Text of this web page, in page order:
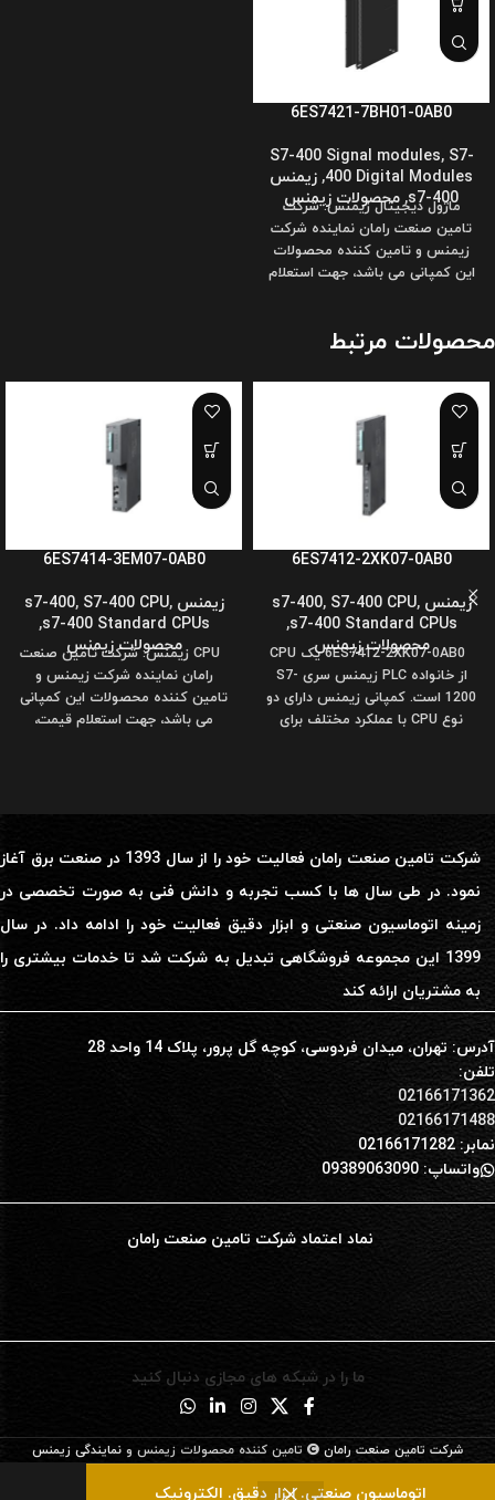
اتوماسیون صنعتی. ابزار دقیق. الکترونیک
6ES7421-7BH01-0AB0
S7-400 Signal modules, S7-
400 Digital Modules
, زیمنس
s7-400
, محصولات زیمنس
ماژول دیجیتال زیمنس: شرکت
تامین صنعت رامان نماینده شرکت
زیمنس و تامین کننده محصولات
این کمپانی می باشد، جهت استعلام
محصولات مرتبط
6ES7412-2XK07-0AB0
زیمنس s7-400 , S7-400 CPU,
s7-400 Standard CPUs
,
محصولات زیمنس
6ES7412-2XK07-0AB0 یک CPU
از خانواده PLC زیمنس سری S7-
1200 است. کمپانی زیمنس دارای دو
نوع CPU با عملکرد مختلف برای
6ES7414-3EM07-0AB0
زیمنس s7-400 , S7-400 CPU,
s7-400 Standard CPUs
,
محصولات زیمنس
CPU زیمنس: شرکت تامین صنعت
رامان نماینده شرکت زیمنس و
تامین کننده محصولات این کمپانی
می باشد، جهت استعلام قیمت،
شرکت تامین صنعت رامان فعالیت خود را از سال 1393 در صنعت برق آغاز
نمود. در طی سال ها با کسب تجربه و دانش فنی به صورت تخصصی در
زمینه اتوماسیون صنعتی و ابزار دقیق فعالیت خود را ادامه داد. در سال
1399 این مجموعه فروشگاهی تبدیل به شرکت شد تا خدمات بیشتری را
به مشتریان ارائه کند
آدرس: تهران، میدان فردوسی، کوچه گل پرور، پلاک 14 واحد 28
تلفن:
02166171362
02166171488
نمابر: 02166171282
واتساپ: 09389063090
نماد اعتماد شرکت تامین صنعت رامان
ما را در شبکه های مجازی دنبال کنید
شرکت تامین صنعت رامان تامین کننده محصولات زیمنس و نمایندگی زیمنس